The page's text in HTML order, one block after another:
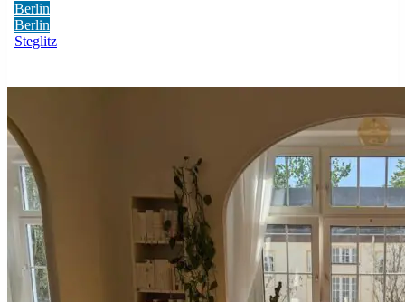
Berlin
Berlin
Steglitz